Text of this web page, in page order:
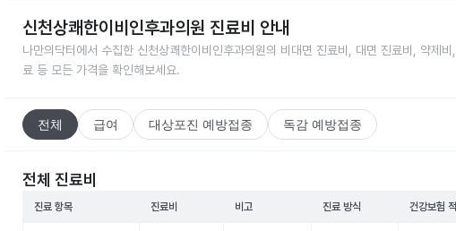
신천상쾌한이비인후과의원 진료비 안내
나만의닥터에서 수집한 신천상쾌한이비인후과의원의 비대면 진료비, 대면 진료비, 약제비
료 등 모든 가격을 확인해보세요.
전체 급여 대상포진 예방접종 독감 예방접종
전체 진료비
진료 항목 진료비 비고 진료 방식 건강보험